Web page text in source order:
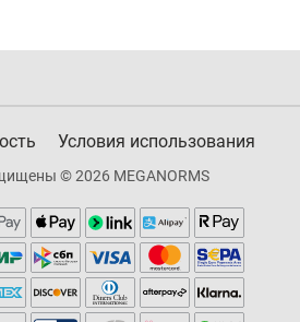
Условия использования
© 2026 MEGANORMS